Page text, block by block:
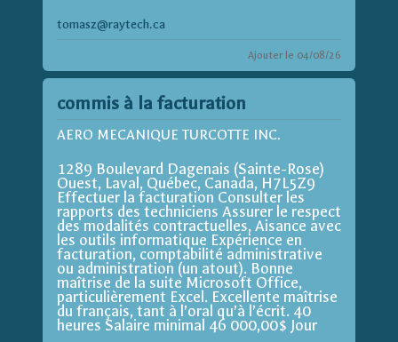
tomasz@raytech.ca
Ajouter le 04/08/26
commis à la facturation
AERO MECANIQUE TURCOTTE INC.
1289 Boulevard Dagenais (Sainte-Rose)
Ouest, Laval, Québec, Canada, H7L5Z9
Effectuer la facturation Consulter les
rapports des techniciens Assurer le respect
des modalités contractuelles, Aisance avec
les outils informatique Expérience en
facturation, comptabilité administrative
ou administration (un atout). Bonne
maîtrise de la suite Microsoft Office,
particulièrement Excel. Excellente maîtrise
du français, tant à l’oral qu’à l’écrit. 40
heures Salaire minimal 46 000,00$ Jour